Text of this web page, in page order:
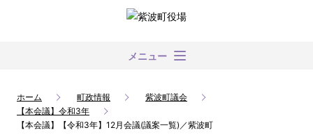
メニュー
ホーム 町政情報
紫波町議会
【本会議】令和3年
【本会議】【令和3年】12月会議(議案一覧)／紫波町